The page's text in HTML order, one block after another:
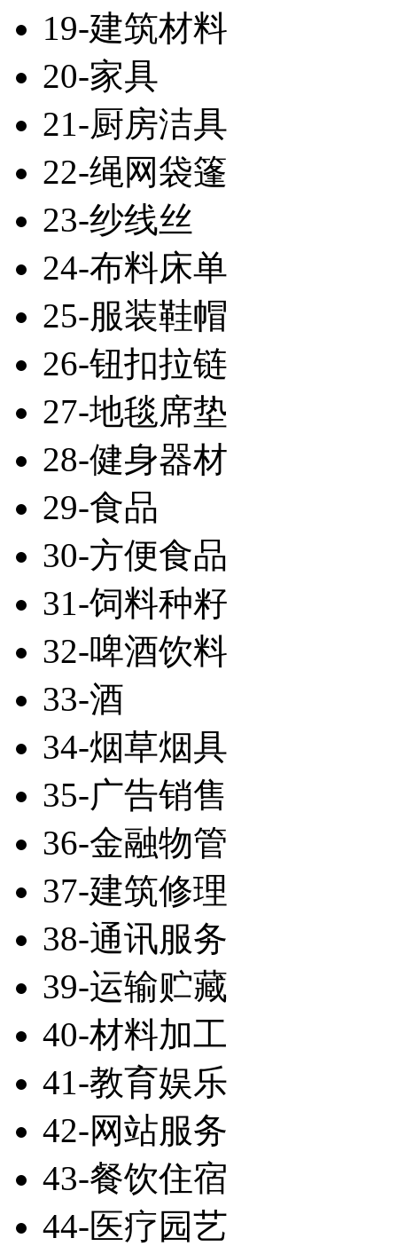
19-建筑材料
20-家具
21-厨房洁具
22-绳网袋篷
23-纱线丝
24-布料床单
25-服装鞋帽
26-钮扣拉链
27-地毯席垫
28-健身器材
29-食品
30-方便食品
31-饲料种籽
32-啤酒饮料
33-酒
34-烟草烟具
35-广告销售
36-金融物管
37-建筑修理
38-通讯服务
39-运输贮藏
40-材料加工
41-教育娱乐
42-网站服务
43-餐饮住宿
44-医疗园艺